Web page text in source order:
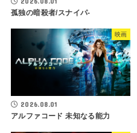
孤独の暗殺者/スナイパ-
映画
2026.08.01
アルファコード 未知なる能力